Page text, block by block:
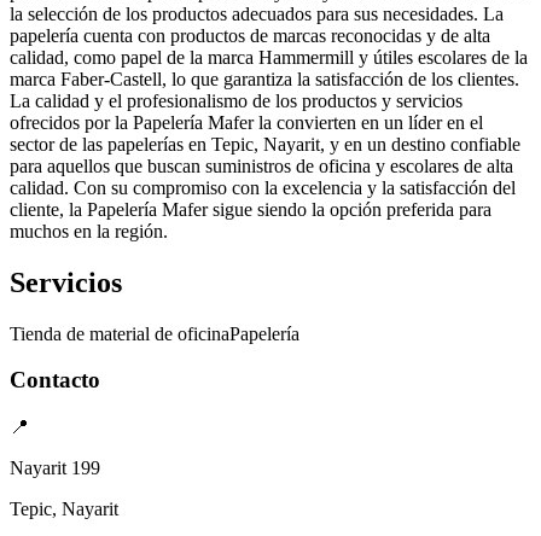
la selección de los productos adecuados para sus necesidades. La
papelería cuenta con productos de marcas reconocidas y de alta
calidad, como papel de la marca Hammermill y útiles escolares de la
marca Faber-Castell, lo que garantiza la satisfacción de los clientes.
La calidad y el profesionalismo de los productos y servicios
ofrecidos por la Papelería Mafer la convierten en un líder en el
sector de las papelerías en Tepic, Nayarit, y en un destino confiable
para aquellos que buscan suministros de oficina y escolares de alta
calidad. Con su compromiso con la excelencia y la satisfacción del
cliente, la Papelería Mafer sigue siendo la opción preferida para
muchos en la región.
Servicios
Tienda de material de oficinaPapelería
Contacto
📍
Nayarit 199
Tepic, Nayarit